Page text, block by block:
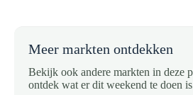
Meer markten ontdekken
Bekijk ook andere markten in deze
ontdek wat er dit weekend te doen